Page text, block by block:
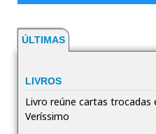
ÚLTIMAS
LIVROS
Livro reúne cartas trocadas
Veríssimo